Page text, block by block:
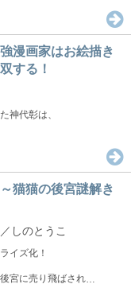
漫画家はお絵描き
する！
神代彰は、
猫猫の後宮謎解き
しのとうこ
イズ化！
宮に売り飛ばされ…